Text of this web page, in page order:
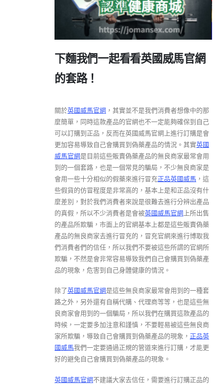
下麵我們一起看看英國威馬官網
的套路！
關於英國威馬官網 ，其實並不是我們消費者想像中的那
麼簡單，同時這款產品的官網也不一定能夠確保到自己
可以訂購到正品，反而在英國威馬官網上進行訂購是會
更加容易導致自己會購買到偽藥產品的情況。其實英國
威馬官網是目前這些販賣偽藥產品的無良商家最常會用
到的一個套路，也是一個常見的騙局，不少無良商家是
會用一些十分相似的假藥來進行冒充正品英國威馬 ，這
些假貨的仿冒程度是非常高的，基本上是和正品沒有什
麼差別，對於我們消費者來說是很難去進行分辨出產品
的真假，所以不少消費者是會被英國威馬官網上所出售
的產品所欺騙，市面上的官網基本上都是這些販賣偽藥
產品的無良商家去進行冒充的，冒充官網來進行博取我
們消費者們的信任，所以我們不要被這些所謂的官網所
欺騙，不然是會非常容易導致我們自己會購買到偽藥產
品的現象，危害到自己身體健康的情況。
除了英國威馬官網是這些無良商家最常會用到的一種套
路之外，另外還有自稱代購、代理商等等，也是這些無
良商家會用到的一個騙局，所以我們在購買這款產品的
時候，一定要多加注意和謹慎，不要輕易被這些無良商
家所欺騙，導致自己會購買到偽藥產品的現象， 正品英
國威馬我們一定要通過正規的管道來進行訂購，才能更
好的避免自己會購買到偽藥產品的現象。
英國威馬官網不建議大家去信任，需要進行訂購正品的